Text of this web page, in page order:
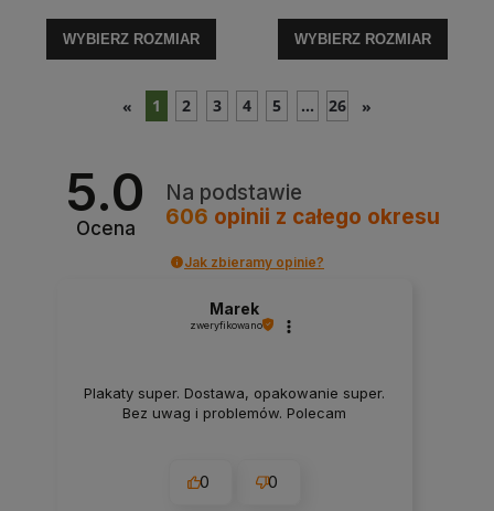
WYBIERZ ROZMIAR
Rings - plakat
WYBIERZ ROZMIAR
« 1 2 3 4 5 ... 26 »
5.0
Ocena
Na podstawie
606 opinii z całego okresu
Jak zbieramy opinie?
Marek
zweryfikowano
Plakaty super. Dostawa, opakowanie super.
Bez uwag i problemów. Polecam
0 0